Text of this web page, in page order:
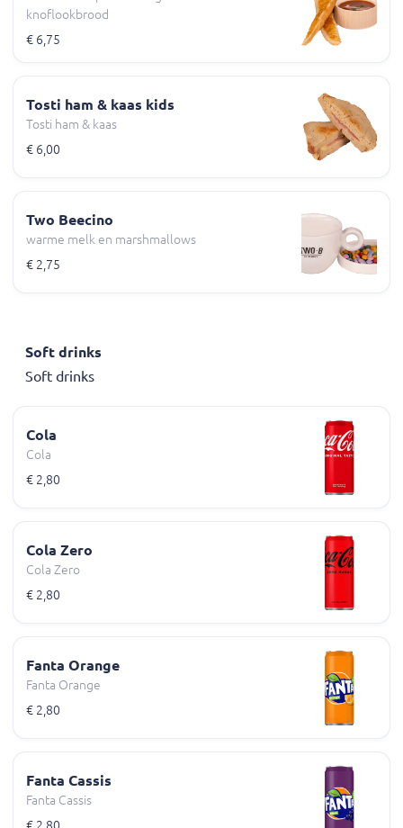
knoflookbrood
€ 6,75
Tosti ham & kaas kids
Tosti ham & kaas
€ 6,00
Two Beecino
warme melk en marshmallows
€ 2,75
Soft drinks
Soft drinks
Cola
Cola
€ 2,80
Cola Zero
Cola Zero
€ 2,80
Fanta Orange
Fanta Orange
€ 2,80
Fanta Cassis
Fanta Cassis